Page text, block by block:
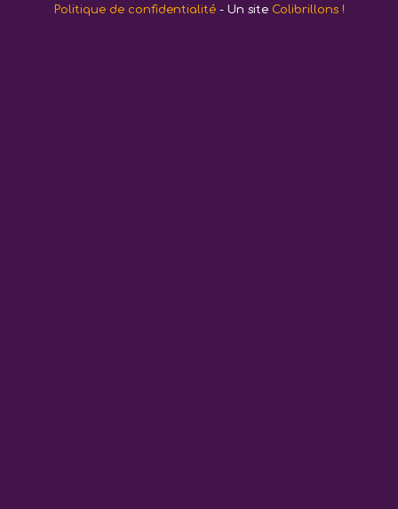
Politique de confidentialité- Un site Colibrillons !